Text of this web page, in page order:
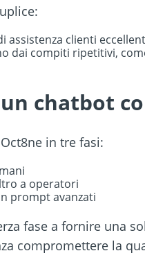
assistenza clienti
dai compiti ripetitivi,
chatbot
in tre fasi:
a operatori
prompt avanzati
fase a fornire una
compromettere la